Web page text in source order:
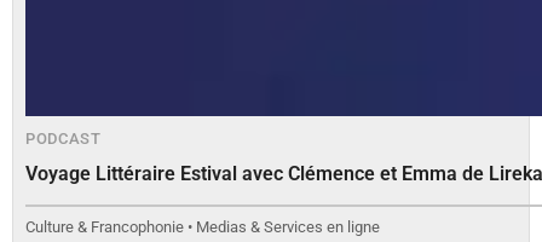
PODCAST
Voyage Littéraire Estival avec Clémence et Emma de
Culture & Francophonie • Medias & Services en ligne